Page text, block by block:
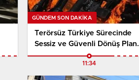
GÜNDEM SON DAKİKA
Terörsüz Türkiye Sürecinde
Sessiz ve Güvenli Dönüş Planı
Netleşiyor
11:34